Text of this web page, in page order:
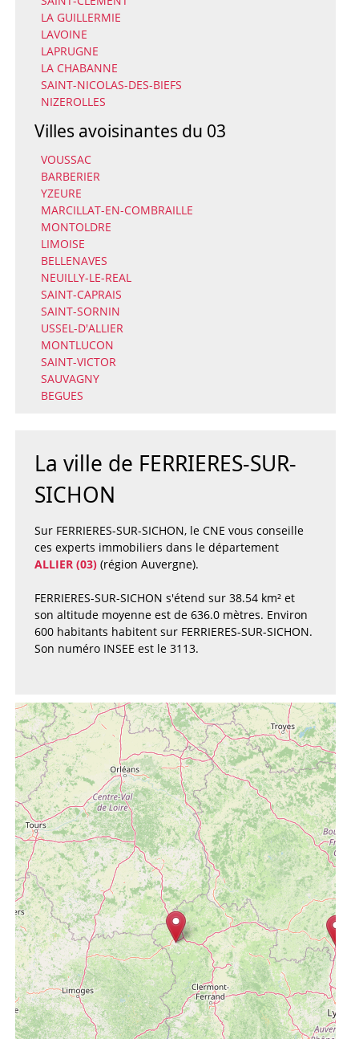
LA GUILLERMIE
LAVOINE
LAPRUGNE
LA CHABANNE
SAINT-NICOLAS-DES-BIEFS
NIZEROLLES
Villes avoisinantes du 03
VOUSSAC
BARBERIER
YZEURE
MARCILLAT-EN-COMBRAILLE
MONTOLDRE
LIMOISE
BELLENAVES
NEUILLY-LE-REAL
SAINT-CAPRAIS
SAINT-SORNIN
USSEL-D'ALLIER
MONTLUCON
SAINT-VICTOR
SAUVAGNY
BEGUES
La ville de FERRIERES-SUR-
SICHON
Sur FERRIERES-SUR-SICHON, le CNE vous conseille
ces experts immobiliers dans le département
ALLIER (03)(région Auvergne).
FERRIERES-SUR-SICHON s'étend sur 38.54 km² et
son altitude moyenne est de 636.0 mètres. Environ
600 habitants habitent sur FERRIERES-SUR-SICHON.
Son numéro INSEE est le 3113.